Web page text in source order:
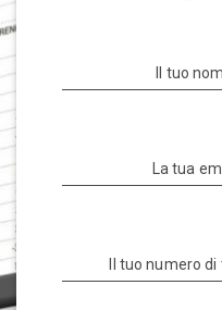
Il tuo
La tua
Il tuo numero